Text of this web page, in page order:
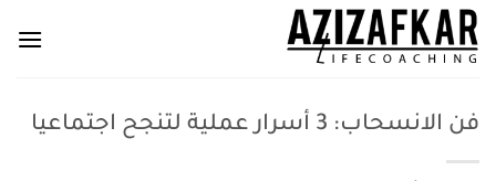
تخطي
للمحتوى
فن الانسحاب: 3 أسرار عملية لتنجح اجتماعيا